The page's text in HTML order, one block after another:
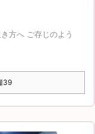
方へ ご存じのよう
39